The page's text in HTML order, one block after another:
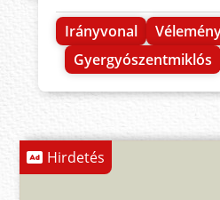
Irányvonal
Gyergyószentmiklós
Hirdetés